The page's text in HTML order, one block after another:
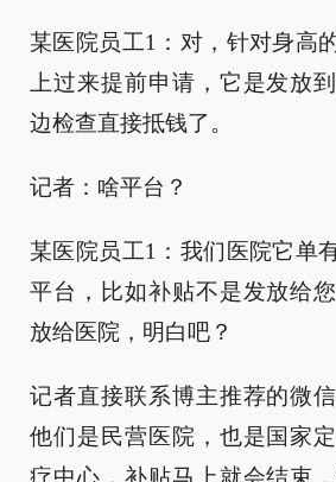
某医院员工1：对，针对身高
上过来提前申请，它是发放
边检查直接抵钱了。
记者：啥平台？
某医院员工1：我们医院它单
平台，比如补贴不是发放给
放给医院，明白吧？
记者直接联系博主推荐的微
他们是民营医院，也是国家